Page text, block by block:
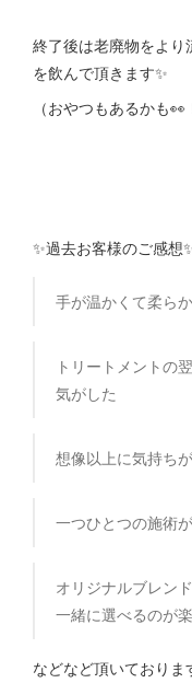
終了後は老廃物をよ
を飲んで頂きます✨
（おやつもあるかも👀
✨過去お客様のご感想
手が温かくて柔ら
トリートメントの
気がした
想像以上に気持ち
一つひとつの施術
オリジナルブレン
一緒に選べるのが
などなど頂いておりま